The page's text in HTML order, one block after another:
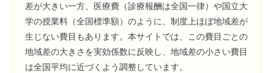
差が大きい一方、医療費（診療報酬は全国一律）や国立大
学の授業料（全国標準額）のように、制度上ほぼ地域差が
生じない費目もあります。本サイトでは、この費目ごとの
地域差の大きさを実効係数に反映し、地域差の小さい費目
は全国平均に近づくよう調整しています。